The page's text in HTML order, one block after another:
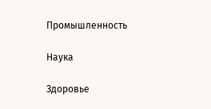
Промышленность
Наука
Здоровье